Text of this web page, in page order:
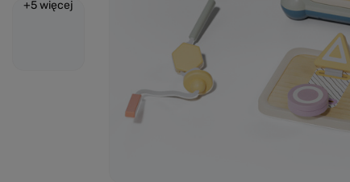
+5więcej